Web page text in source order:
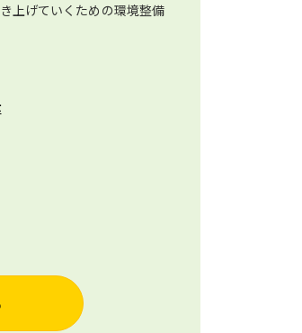
上げていくための環境整備